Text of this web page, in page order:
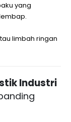
yang
limbah ringan
Industri